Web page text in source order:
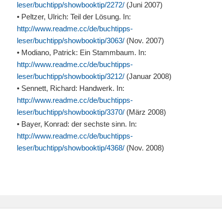
leser/buchtipp/showbooktip/2272/ (Juni 2007)
• Peltzer, Ulrich: Teil der Lösung. In:
http://www.readme.cc/de/buchtipps-
leser/buchtipp/showbooktip/3063/ (Nov. 2007)
• Modiano, Patrick: Ein Stammbaum. In:
http://www.readme.cc/de/buchtipps-
leser/buchtipp/showbooktip/3212/ (Januar 2008)
• Sennett, Richard: Handwerk. In:
http://www.readme.cc/de/buchtipps-
leser/buchtipp/showbooktip/3370/ (März 2008)
• Bayer, Konrad: der sechste sinn. In:
http://www.readme.cc/de/buchtipps-
leser/buchtipp/showbooktip/4368/ (Nov. 2008)